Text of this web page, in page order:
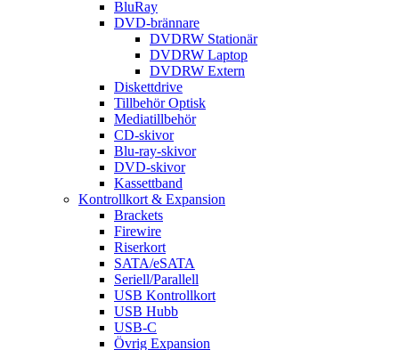
BluRay
DVD-brännare
DVDRW Stationär
DVDRW Laptop
DVDRW Extern
Diskettdrive
Tillbehör Optisk
Mediatillbehör
CD-skivor
Blu-ray-skivor
DVD-skivor
Kassettband
Kontrollkort & Expansion
Brackets
Firewire
Riserkort
SATA/eSATA
Seriell/Parallell
USB Kontrollkort
USB Hubb
USB-C
Övrig Expansion